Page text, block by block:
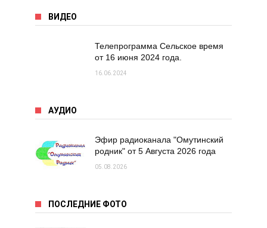
ВИДЕО
Телепрограмма Сельское время
от 16 июня 2024 года.
16.06.2024
АУДИО
Эфир радиоканала "Омутинский
родник" от 5 Августа 2026 года
05.08.2026
ПОСЛЕДНИЕ ФОТО